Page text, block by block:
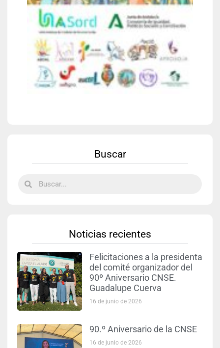
Buscar
Noticias recientes
Felicitaciones a la presidenta
del comité organizador del
90º Aniversario CNSE.
Guadalupe Cuerva
16 de junio de 2026
90.º Aniversario de la CNSE
16 de junio de 2026